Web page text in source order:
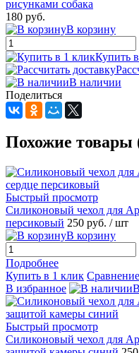
180 руб.
В корзину
Купить
В наличии
Поделиться
Похожие товары
Быстрый просмотр
Силиконовый чехол для
персиковый 250 руб. / шт
В корзину
Подробнее
Купить в 1 клик Сравнение
В избранное
Быстрый просмотр
Силиконовый чехол для